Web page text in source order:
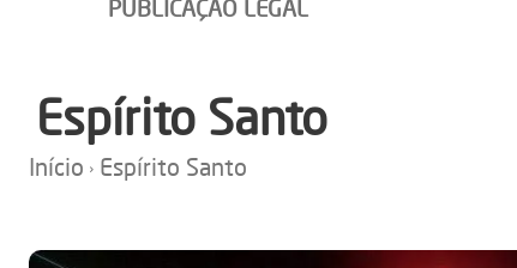
PUBLICAÇÃO LEGAL
Espírito Santo
Início Espírito Santo